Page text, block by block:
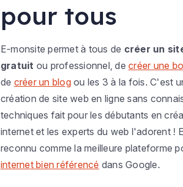
pour tous
E-monsite permet à tous de créer un
gratuit ou professionnel, decréer une
de créer un blogou les 3 à la fois. C'est
création de site web en ligne sans
techniques fait pour les débutants en
internet et les experts du web l'adorent !
reconnu comme la meilleure plateforme
internet bien référencé dans Google.